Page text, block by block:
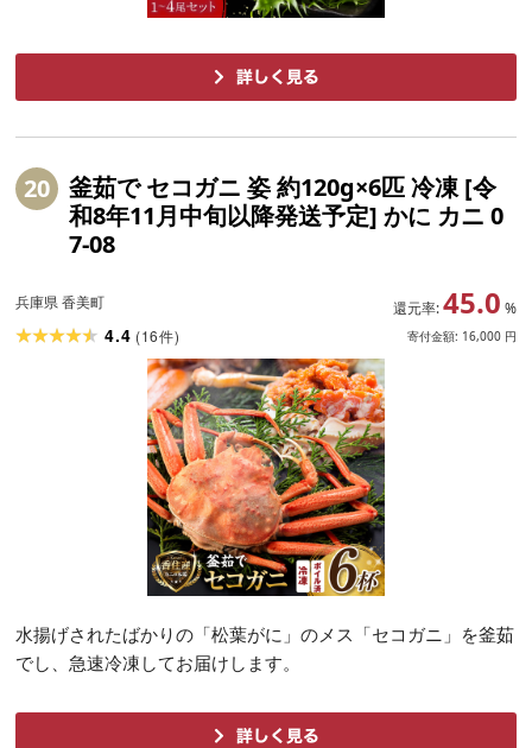
20
釜茹で セコガニ 姿 約120g×6匹 冷凍 [令
和8年11月中旬以降発送予定] かに カニ 0
7-08
兵庫県 香美町 還元率: 45.0 %
寄付金額: 16,000 円
4.4 (16件)
水揚げされたばかりの「松葉がに」のメス「セコガニ」を釜茹
でし、急速冷凍してお届けします。